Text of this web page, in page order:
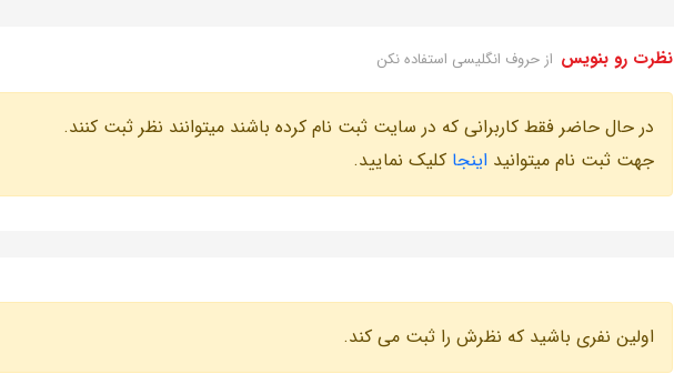
نظرت رو بنویس از حروف انگلیسی استفاده نکن
در حال حاضر فقط کاربرانی که در سایت ثبت نام کرده باشند میتوانند نظر ثبت کنند.
جهت ثبت نام میتوانید اینجا کلیک نمایید.
اولین نفری باشید که نظرش را ثبت می کند.